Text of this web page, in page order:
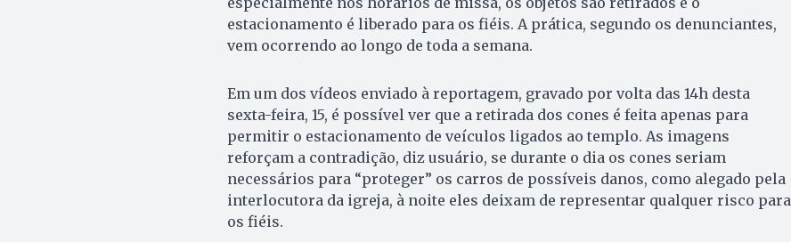
estacionamento é liberado para os fiéis. A prática, segundo os denunciantes,
vem ocorrendo ao longo de toda a semana.
Em um dos vídeos enviado à reportagem, gravado por volta das 14h desta
sexta-feira, 15, é possível ver que a retirada dos cones é feita apenas para
permitir o estacionamento de veículos ligados ao templo. As imagens
reforçam a contradição, diz usuário, se durante o dia os cones seriam
necessários para “proteger” os carros de possíveis danos, como alegado pela
interlocutora da igreja, à noite eles deixam de representar qualquer risco para
os fiéis.